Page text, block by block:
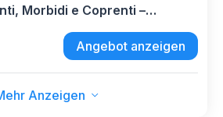
Morbidi e Coprenti –
per Sport, Yoga, Fitness
Angebot anzeigen
Anzeigen